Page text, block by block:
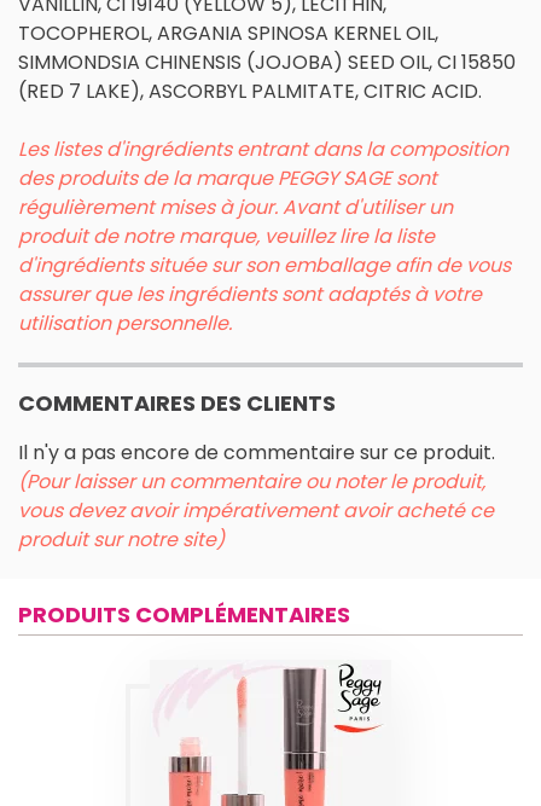
TOCOPHEROL, ARGANIA SPINOSA KERNEL OIL,
SIMMONDSIA CHINENSIS (JOJOBA) SEED OIL, CI 15850
(RED 7 LAKE), ASCORBYL PALMITATE, CITRIC ACID.
Les listes d'ingrédients entrant dans la composition
des produits de la marque PEGGY SAGE sont
régulièrement mises à jour. Avant d'utiliser un
produit de notre marque, veuillez lire la liste
d'ingrédients située sur son emballage afin de vous
assurer que les ingrédients sont adaptés à votre
utilisation personnelle.
COMMENTAIRES DES CLIENTS
Il n'y a pas encore de commentaire sur ce produit.
(Pour laisser un commentaire ou noter le produit,
vous devez avoir impérativement avoir acheté ce
produit sur notre site)
PRODUITS COMPLÉMENTAIRES
GLOSS À LÈVRES
GIMME MORE ! -
BUBBLE GUM 7,1ML